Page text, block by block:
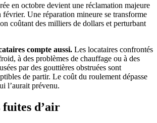
en octobre devient une réclamation majeure
février. Une réparation mineure se transforme
coûtant des milliers de dollars et perturbant
compte aussi. Les locataires confrontés
à des problèmes de chauffage ou à des
par des gouttières obstruées sont
de partir. Le coût du roulement dépasse
l’aurait prévenu.
fuites d’air